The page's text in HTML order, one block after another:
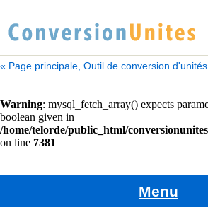
« Page principale, Outil de conversion d'unités
Menu